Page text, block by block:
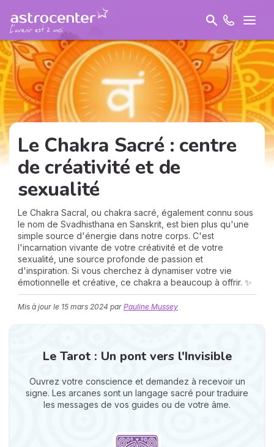
Le Chakra Sacré : centre
de créativité et de
sexualité
Le Chakra Sacral, ou chakra sacré, également connu sous
le nom de Svadhisthana en Sanskrit, est bien plus qu'une
simple source d'énergie dans notre corps. C'est
l'incarnation vivante de votre créativité et de votre
sexualité, une source profonde de passion et
d'inspiration. Si vous cherchez à dynamiser votre vie
émotionnelle et créative, ce chakra a beaucoup à offrir. ✨
Mis à jour le 15 mars 2024 par Pauline Mussey
Le Tarot : Un pont vers l'Invisible
Ouvrez votre conscience et demandez à recevoir un
signe. Les arcanes sont un langage sacré pour traduire
les messages de vos guides ou de votre âme.